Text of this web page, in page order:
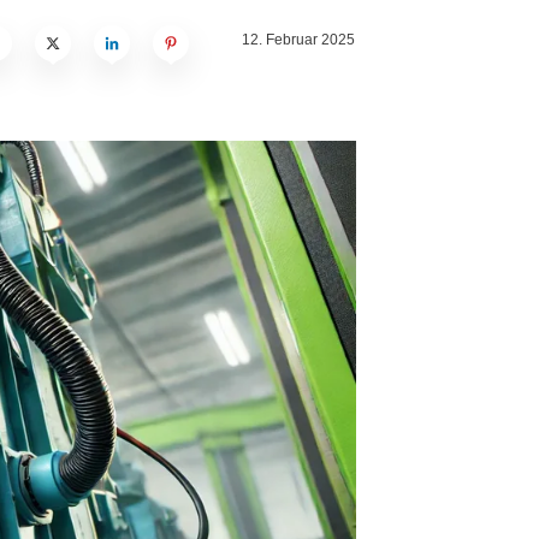
12. Februar 2025